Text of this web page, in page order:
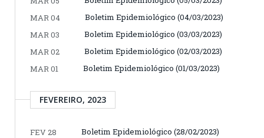
MAR 04
Boletim Epidemiológico (04/03/2023)
MAR 03
Boletim Epidemiológico (03/03/2023)
MAR 02
Boletim Epidemiológico (02/03/2023)
MAR 01
Boletim Epidemiológico (01/03/2023)
FEVEREIRO, 2023
FEV 28
Boletim Epidemiológico (28/02/2023)